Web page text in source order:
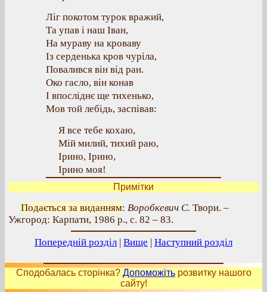
Ліг покотом турок вражий,
Та упав і наш Іван,
На мураву на кроваву
Із серденька кров чуріла,
Повалився він від ран.
Око гасло, він конав
І впосліднє ще тихенько,
Мов той лебідь, заспівав:
Я все тебе кохаю,
Мій милий, тихий раю,
Ірино, Ірино,
Ірино моя!
Примітки
Подається за виданням: Воробкевич С. Твори. –
Ужгород: Карпати, 1986 р., с. 82 – 83.
Попередній розділ | Вище | Наступний розділ
Сподобалась сторінка? Допоможітьрозвитку нашого
сайту!